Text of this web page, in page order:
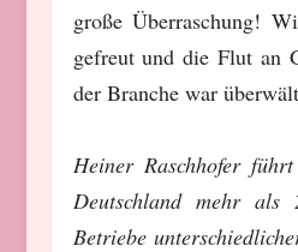
große Überraschung!
gefreut und die Flut an
der Branche war
Heiner Raschhofer
Deutschland mehr als
Betriebe